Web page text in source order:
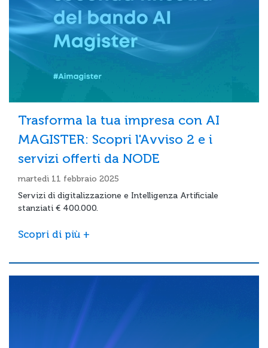
Trasforma la tua impresa con AI
MAGISTER: Scopri l'Avviso 2 e i
servizi offerti da NODE
martedì 11 febbraio 2025
Servizi di digitalizzazione e Intelligenza Artificiale
stanziati € 400.000.
Scopri di più +